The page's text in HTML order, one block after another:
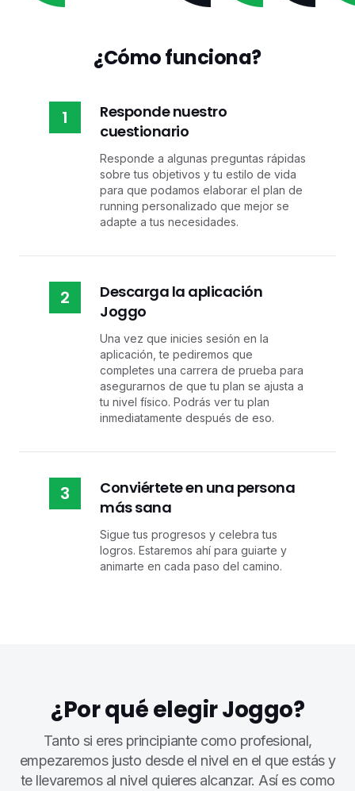
¿Cómo funciona?
1
Responde nuestro
cuestionario
Responde a algunas preguntas rápidas
sobre tus objetivos y tu estilo de vida
para que podamos elaborar el plan de
running personalizado que mejor se
adapte a tus necesidades.
2
Descarga la aplicación
Joggo
Una vez que inicies sesión en la
aplicación, te pediremos que
completes una carrera de prueba para
asegurarnos de que tu plan se ajusta a
tu nivel físico. Podrás ver tu plan
inmediatamente después de eso.
3
Conviértete en una persona
más sana
Sigue tus progresos y celebra tus
logros. Estaremos ahí para guiarte y
animarte en cada paso del camino.
¿Por qué elegir Joggo?
Tanto si eres principiante como profesional,
empezaremos justo desde el nivel en el que estás y
te llevaremos al nivel quieres alcanzar. Así es como